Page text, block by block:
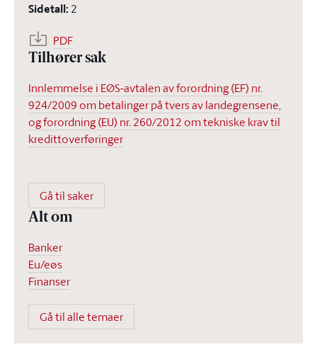
Sidetall: 2
PDF
Tilhører sak
Innlemmelse i EØS-avtalen av forordning (EF) nr.
924/2009 om betalinger på tvers av landegrensene,
og forordning (EU) nr. 260/2012 om tekniske krav til
kredittoverføringer
Gå til saker
Alt om
Banker
Eu/eøs
Finanser
Gå til alle temaer